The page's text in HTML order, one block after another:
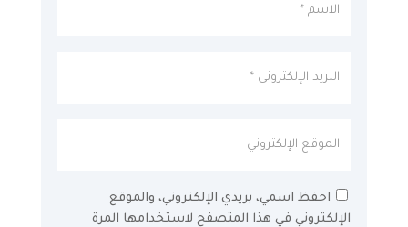
احفظ اسمي، بريدي الإلكتروني، والموقع
الإلكتروني في هذا المتصفح لاستخدامها المرة